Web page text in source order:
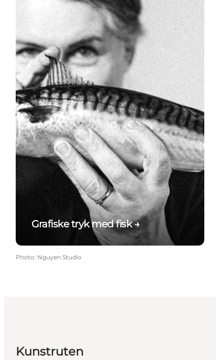
Grafiske tryk med fisk →
Photo: Nguyen Studio
Kunstruten